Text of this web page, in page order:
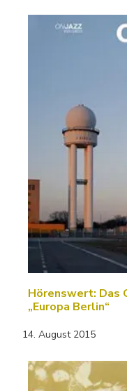
Hörenswert: Das
„Europa Berlin“
14. August 2015